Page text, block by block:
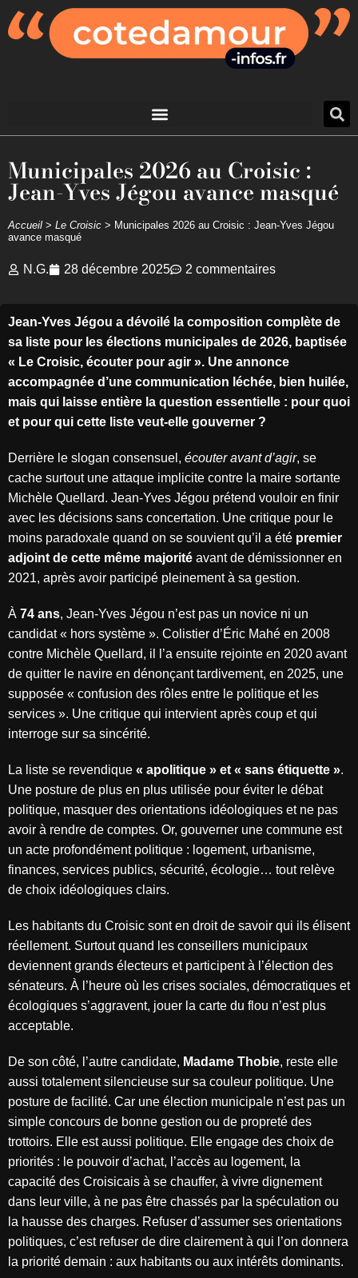
Municipales 2026 au Croisic :
Jean-Yves Jégou avance masqué
Accueil > Le Croisic > Municipales 2026 au Croisic : Jean-Yves Jégou
avance masqué
N.G. 28 décembre 2025 2 commentaires
Jean-Yves Jégou a dévoilé la composition complète de
sa liste pour les élections municipales de 2026, baptisée
« Le Croisic, écouter pour agir ». Une annonce
accompagnée d’une communication léchée, bien huilée,
mais qui laisse entière la question essentielle : pour quoi
et pour qui cette liste veut-elle gouverner ?
Derrière le slogan consensuel, écouter avant d’agir, se
cache surtout une attaque implicite contre la maire sortante
Michèle Quellard. Jean-Yves Jégou prétend vouloir en finir
avec les décisions sans concertation. Une critique pour le
moins paradoxale quand on se souvient qu’il a été premier
adjoint de cette même majorité avant de démissionner en
2021, après avoir participé pleinement à sa gestion.
À 74 ans, Jean-Yves Jégou n’est pas un novice ni un
candidat « hors système ». Colistier d’Éric Mahé en 2008
contre Michèle Quellard, il l’a ensuite rejointe en 2020 avant
de quitter le navire en dénonçant tardivement, en 2025, une
supposée « confusion des rôles entre le politique et les
services ». Une critique qui intervient après coup et qui
interroge sur sa sincérité.
La liste se revendique « apolitique » et « sans étiquette ».
Une posture de plus en plus utilisée pour éviter le débat
politique, masquer des orientations idéologiques et ne pas
avoir à rendre de comptes. Or, gouverner une commune est
un acte profondément politique : logement, urbanisme,
finances, services publics, sécurité, écologie… tout relève
de choix idéologiques clairs.
Les habitants du Croisic sont en droit de savoir qui ils élisent
réellement. Surtout quand les conseillers municipaux
deviennent grands électeurs et participent à l’élection des
sénateurs. À l’heure où les crises sociales, démocratiques et
écologiques s’aggravent, jouer la carte du flou n’est plus
acceptable.
De son côté, l’autre candidate, Madame Thobie, reste elle
aussi totalement silencieuse sur sa couleur politique. Une
posture de facilité. Car une élection municipale n’est pas un
simple concours de bonne gestion ou de propreté des
trottoirs. Elle est aussi politique. Elle engage des choix de
priorités : le pouvoir d’achat, l’accès au logement, la
capacité des Croisicais à se chauffer, à vivre dignement
dans leur ville, à ne pas être chassés par la spéculation ou
la hausse des charges. Refuser d’assumer ses orientations
politiques, c’est refuser de dire clairement à qui l’on donnera
la priorité demain : aux habitants ou aux intérêts dominants.